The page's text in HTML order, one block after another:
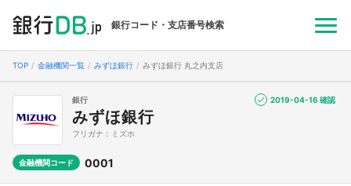
銀行コード・支店番号検索
TOP 金融機関一覧 みずほ銀行 みずほ銀行 丸之内支店
銀行
みずほ銀行
フリガナ：ミズホ
金融機関コード 0001
2019-04-16 確認